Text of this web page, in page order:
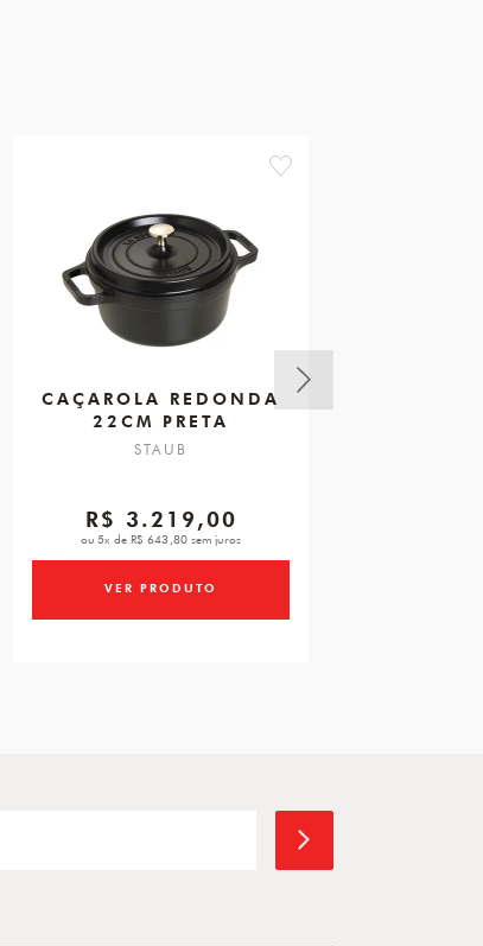
favorite
CAÇAROLA REDONDA
22CM PRETA
STAUB
R$ 3.219,00
ou 5x de R$ 643,80 sem juros
VER PRODUTO